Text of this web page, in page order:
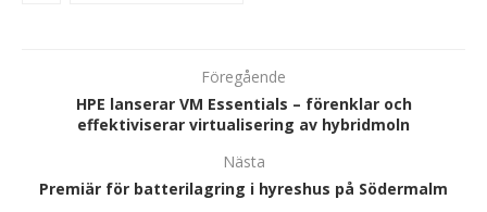
Föregående
HPE lanserar VM Essentials – förenklar och
effektiviserar virtualisering av hybridmoln
Nästa
Premiär för batterilagring i hyreshus på Södermalm